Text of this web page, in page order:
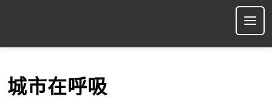
p
城市在呼吸